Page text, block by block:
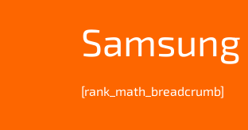
[rank_math_breadcrumb]